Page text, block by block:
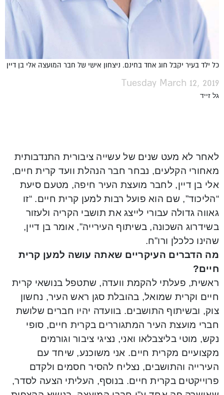
כל ילד בעיר יקבל חוג אחד בחינם. ניצחון אישי של חבר המועצה אלי בן דיין
Tuesday March 12, 2019
גל זייד
לאחר לא מעט שנים של עשייה ציבורית התנדבותית
מאחורי הקלעים, נבחר חבר הנהלת וועד קרית חיים,
אלי בן דיין, לחבר מועצת העיר חיפה, מטעם סיעת
“הליכוד”, שם הוא פועל רבות למען קרית חיים. “זו
גאווה גדולה עבורי לייצג את תושבי הקריה ולעזור
בשידרוג השכונה, בשיתוף העירייה”, אומר בן דיין,
שהינו כלכלן ורו”ח.
מה הדברים העיקריים שאתה עושה למען קרית
חיים?
ראשית, פעלתי להקמת וועדה, שתטפל בנושאי קרית
חיים וקרית שמואל, בהובלת סגן ראש העיר, נחשון
צוק, ובשיתוף התושבים. בוועדה יהיו חברים שלושת
חברי מועצת העיר המתגוררים בקרית חיים, סופי
נקש, מוטי בליצבלאו ואני, נציגי ציבור וגורמים
מקצועיים מקרית חיים. אני משוכנע, שיחד עם
העירייה והתושבים, נצליח להסיר חסמים ולקדם
פרוייקטים בקרית חיים. בנוסף, העליתי הצעה לסדר,